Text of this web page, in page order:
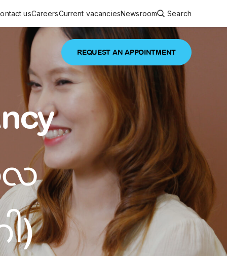
Featured article
PRESS RELEASE
services
stage of life
and continuing health care from prenatal
coordinating with specialists as
interdisciplinary
Facility Inaugurated in Yangon for
REQUEST AN APPOINTMENT
usCareersCurrent vacanciesNewsroom Search
လ
)